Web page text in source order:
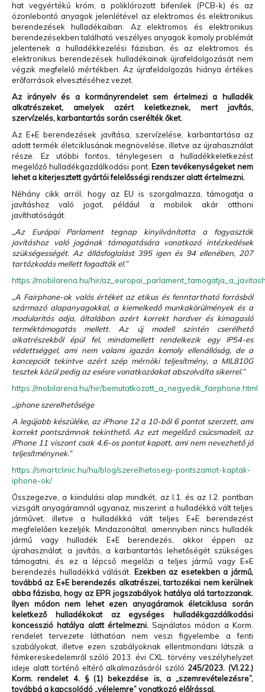
hat vegyértékű króm, a poliklórozott bifenilek (PCB-k) és az
ózonlebontó anyagok jelenlétével az elektromos és elektronikus
berendezések hulladékaiban. Az elektromos és elektronikus
berendezésekben található veszélyes anyagok komoly problémát
jelentenek a hulladékkezelési fázisban, és az elektromos és
elektronikus berendezések hulladékainak újrafeldolgozását nem
végzik megfelelő mértékben. Az újrafeldolgozás hiánya értékes
erőforrások elvesztéséhez vezet.
Az irányelv és a kormányrendelet sem értelmezi a hulladék
alkatrészeket, amelyek azért keletkeznek, mert javítás,
szervízelés, karbantartás során cserélték őket.
Az E+E berendezések javítása, szervízelése, karbantartása az
adott termék életciklusának megnövelése, illetve az újrahasználat
része. Ez utóbbi fontos, ténylegesen a hulladékkeletkezést
megelőző hulladékgazdálkodási pont. Ezen tevékenységeket nem
lehet a kiterjesztett gyártói felelősségi rendszer alatt értelmezni.
Néhány cikk arról, hogy az EU is szorgalmazza, támogatja a
javításhoz való jogot, például a mobilok akár otthoni
javíthatóságát:
„Az Európai Parlament tegnap kinyilvánította a fogyasztók
javításhoz való jogának támogatására vonatkozó intézkedések
szükségességét. Az állásfoglalást 395 igen és 94 ellenében, 207
tartózkodás mellett fogadták el.”
https://mobilarena.hu/hir/
„A Fairphone-ok valós értéket az etikus és fenntartható forrásból
származó alapanyagokkal, a kiemelkedő munkakörülmények és a
modularitás adja, általában azért korrekt hardver és kimagasló
terméktámogatás mellett. Az új modell szintén cserélhető
alkatrészekből épül fel, mindamellett rendelkezik egy IP54-es
védettséggel, ami nem valami igazán komoly ellenállóság, de a
koncepciót tekintve azért szép mérnöki teljesítmény, a MIL810G
tesztek közül pedig az esésre vonatkozóakat abszolválta sikerrel.”
https://mobilarena.hu/hir/bemutatkozott_a_negyedik_fairphone.html
„iphone szerelhetősége
A legújabb készüléke, az iPhone 12 a 10-ből 6 pontot szerzett, ami
korrekt pontszámnak tekinthető. Az ezt megelőző csúcsmodell, az
iPhone 11 viszont csak 4,6-os pontot kapott, ami nem nevezhető jó
teljesítménynek.”
https://smartclinic.hu/hu/blog/szerelhetosegi-pontszamot-kaptak-
iphone-ok/
Összegezve, a kiindulási alap mindkét, az I.1. és az I.2. pontban
vizsgált anyagáramnál ugyanaz, miszerint a hulladékká vált teljes
járművet, illetve a hulladékká vált teljes E+E berendezést
megfelelően kezeljék. Mindazonáltal, amennyiben nincs hulladék
jármű vagy hulladék E+E berendezés, akkor éppen az
újrahasználat, a javítás, a karbantartás lehetőségét szükséges
támogatni, és ez a lépcső megelőzi a teljes jármű vagy E+E
berendezés hulladékká válását. Ezekben az esetekben a jármű,
továbbá az E+E berendezés alkatrészei, tartozékai nem kerülnek
abba fázisba, hogy az EPR jogszabályok hatálya alá tartozzanak.
Ilyen módon nem lehet ezen anyagáramok életciklusa során
keletkező hulladékokat az egységes hulladékgazdálkodási
koncesszió hatálya alatt értelmezni.Sajnálatos módon a Korm.
rendelet tervezete láthatóan nem veszi figyelembe a fenti
szabályokat, illetve ezen szabályoknak ellentmondani látszik a
fémkereskedelemről szóló 2013. évi CXL. törvény veszélyhelyzet
ideje alatt történő eltérő alkalmazásáról szóló 245/2023. (VI.22.)
Korm. rendelet 4. § (1) bekezdése is, a „szemrevételezésre”,
továbbá a kapcsolódó „vélelemre” vonatkozó előírással.